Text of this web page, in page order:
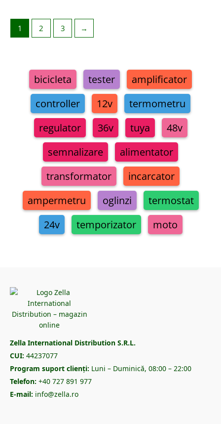
bicicleta tester
amplificator
controller
12v
termometru
regulator
36v tuya
48v
semnalizare
alimentator
transformator
incarcator
ampermetru
oglinzi
termostat
24v
temporizator moto
1 2 3 →
Zella International Distribution S.R.L.
CUI: 44237077
Program suport clienți: Luni – Duminică, 08:00 – 22:00
Telefon: +40 727 891 977
E-mail: info@zella.ro